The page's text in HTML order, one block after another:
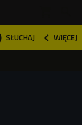
SŁUCHAJ  WIĘCEJ
